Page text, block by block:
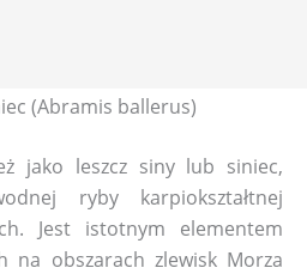
(Abramis ballerus)
jako leszcz siny lub siniec,
ryby karpiokształtnej
Jest istotnym elementem
na obszarach zlewisk Morza